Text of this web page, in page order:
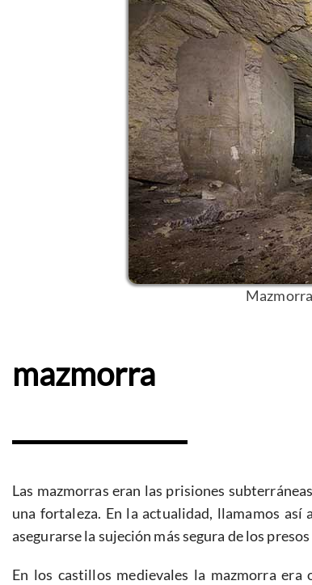
mazmorra
Las mazmorras eran las prisiones
una fortaleza. En la actualidad, llamamos así
asegurarse la sujeción más segura de los
En los castillos medievales la mazmorra era